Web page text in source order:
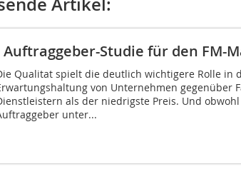
Studie für den FM-
Qualitat spielt die deutlich wichtigere Rolle in
von Unternehmen gegenüber
als der niedrigste Preis. Und
unter...